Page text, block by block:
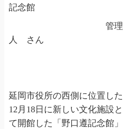
記念館
管理課長
人 さん
延岡市役所の西側に位置し
12月18日に新しい文化施設
て開館した「野口遵記念館